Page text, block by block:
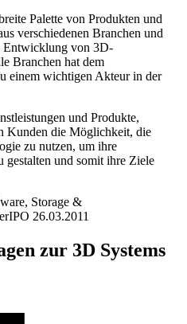
Palette von Produkten und
verschiedenen Branchen und
Entwicklung von 3D-
Branchen hat dem
einem wichtigen Akteur in der
und Produkte,
Kunden die Möglichkeit, die
zu nutzen, um ihre
gestalten und somit ihre Ziele
Storage &
IPO 26.03.2011
zur 3D Systems